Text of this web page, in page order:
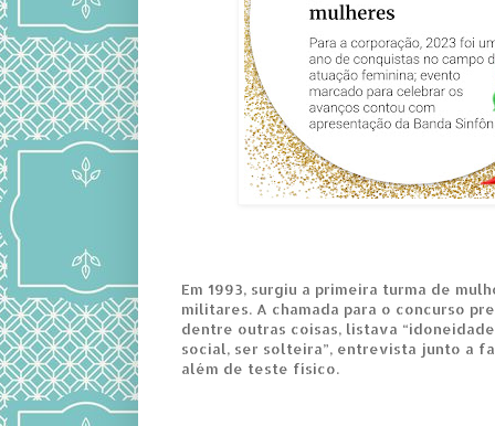
Em 1993, surgiu a primeira turma de
militares. A chamada para o concurso
dentre outras coisas, listava
social, ser solteira”, entrevista junto a
além de teste físico.